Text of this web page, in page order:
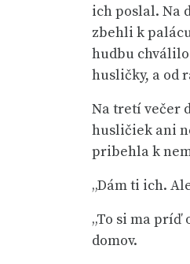
ich poslal. Na
zbehli k
hudbu
husličky, a od
Na tretí večer
husličiek ani
pribehla k
„Dám ti ich.
„To si ma príď
domov.